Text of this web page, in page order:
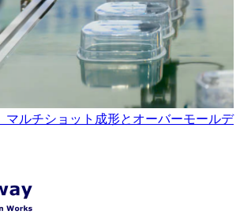
マルチショット成形とオーバーモールデ